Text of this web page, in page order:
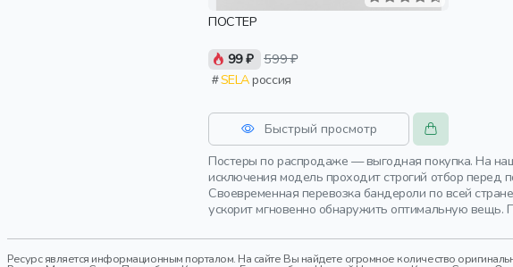
ПОСТЕР
99 ₽ 599 ₽
SELAроссия
Быстрый просмотр
Постеры по распродаже — выгодная покупка. На
исключения модель проходит строгий отбор перед
Своевременная перевозка бандероли по всей
ускорит мгновенно обнаружить оптимальную вещь.
Ресурс является информационным порталом. На сайте Вы найдете огромное количество